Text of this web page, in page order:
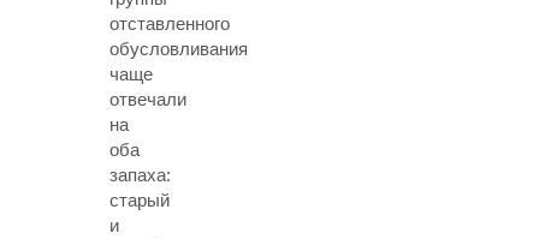
отставленного
обусловливания
чаще
отвечали
на
оба
запаха:
старый
и